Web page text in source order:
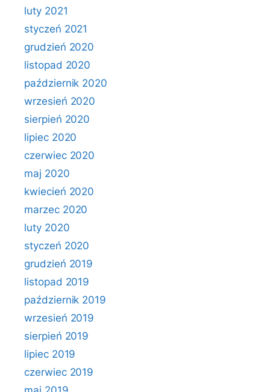
luty 2021
styczeń 2021
grudzień 2020
listopad 2020
październik 2020
wrzesień 2020
sierpień 2020
lipiec 2020
czerwiec 2020
maj 2020
kwiecień 2020
marzec 2020
luty 2020
styczeń 2020
grudzień 2019
listopad 2019
październik 2019
wrzesień 2019
sierpień 2019
lipiec 2019
czerwiec 2019